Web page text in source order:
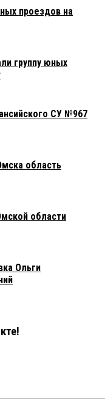
проездов на
группу юных
СУ №967
область
области
Ольги